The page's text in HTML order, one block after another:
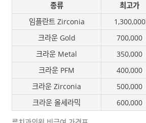
종류 최고가
임플란트 Zirconia
1,300,000
크라운 Gold
700,000
크라운 Metal
350,000
크라운 PFM
400,000
크라운 Zirconia
500,000
크라운 올세라믹
600,000